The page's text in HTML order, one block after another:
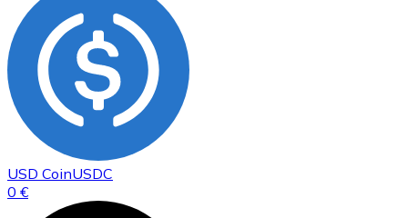
USD CoinUSDC
0 €